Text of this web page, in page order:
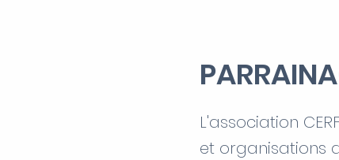
L'association
et organisations